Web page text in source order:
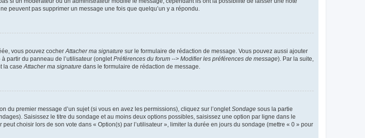
peuvent pas supprimer un message une fois que quelqu’un y a répondu.
vous pouvez cocher Attacher ma signature sur le formulaire de rédaction de message. Vous pouvez aussi ajouter
partir du panneau de l’utilisateur (onglet Préférences du forum --> Modifier les préférences de message). Par la suite,
la case Attacher ma signature dans le formulaire de rédaction de message.
du premier message d’un sujet (si vous en avez les permissions), cliquez sur l’onglet Sondage sous la partie
Saisissez le titre du sondage et au moins deux options possibles, saisissez une option par ligne dans le
choisir lors de son vote dans « Option(s) par l’utilisateur », limiter la durée en jours du sondage (mettre « 0 » pour